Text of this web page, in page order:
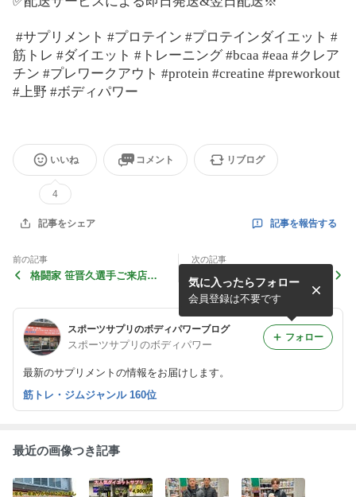
#サプリメント #プロテイン #プロテインダイエット #
筋トレ #ダイエット # トレーニング#bcaa #eaa #クレア
チン #プレワークアウト #protein #creatine #preworkout
#上野 #ボディパワー
いいね
4
コメント リブログ
記事をシェア 記事を報告する
前の記事
格闘家 笹晋久選手ご来店！9
次の記事
7月23日(日曜日)の営業時間
は、12:00〜18:00までになり
ます。
スポーツサプリのボディパワーブログ
スポーツサプリのボディパワー
最新のサプリメントの情報をお届けします。
気に入ったらフォロー
会員登録は不要です
フォロー
筋トレ・ジムジャンル 160位
最近の画像つき記事